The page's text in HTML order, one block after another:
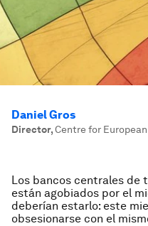
Daniel Gros
Director,Centre for
Los bancos centrales de
están agobiados por el
deberían estarlo: este
obsesionarse con el